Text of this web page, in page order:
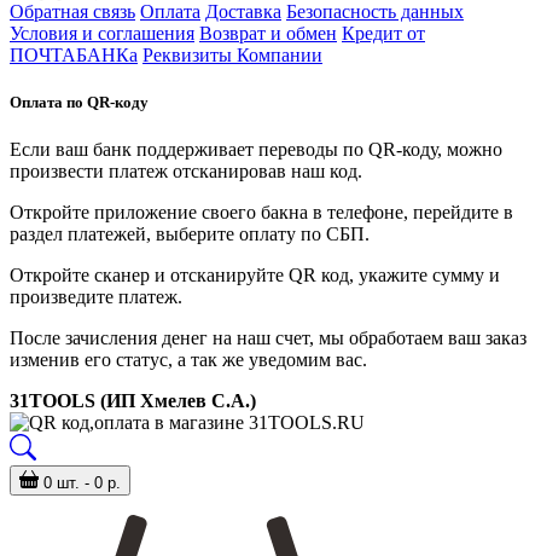
Обратная связь Оплата Доставка Безопасность данных
Условия и соглашения Возврат и обмен Кредит от
ПОЧТАБАНКа Реквизиты Компании
Оплата по QR-коду
Если ваш банк поддерживает переводы по QR-коду, можно
произвести платеж отсканировав наш код.
Откройте приложение своего бакна в телефоне, перейдите в
раздел платежей, выберите оплату по СБП.
Откройте сканер и отсканируйте QR код, укажите сумму и
произведите платеж.
После зачисления денег на наш счет, мы обработаем ваш заказ
изменив его статус, а так же уведомим вас.
31TOOLS (ИП Хмелев С.А.)
0 шт. - 0 р.